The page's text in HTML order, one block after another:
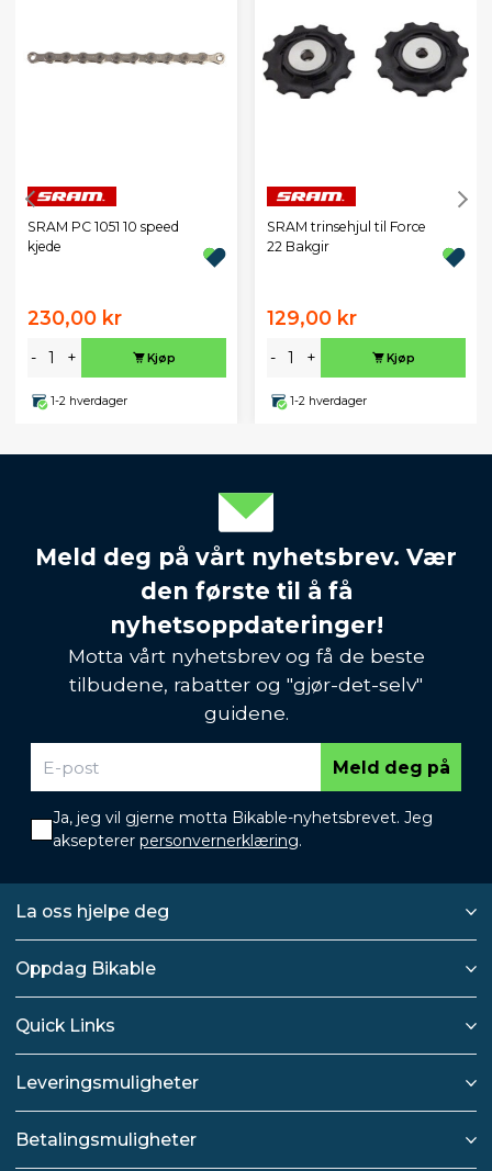
SRAM PC 1051 10 speed
kjede
230,00 kr
- + Kjøp
1-2 hverdager
SRAM trinsehjul til Force
22 Bakgir
129,00 kr
- + Kjøp
1-2 hverdager
Meld deg på vårt nyhetsbrev. Vær
den første til å få
nyhetsoppdateringer!
Motta vårt nyhetsbrev og få de beste
tilbudene, rabatter og "gjør-det-selv"
guidene.
Meld deg på
Ja, jeg vil gjerne motta Bikable-nyhetsbrevet. Jeg
aksepterer personvernerklæring.
La oss hjelpe deg
Oppdag Bikable
Quick Links
Leveringsmuligheter
Betalingsmuligheter